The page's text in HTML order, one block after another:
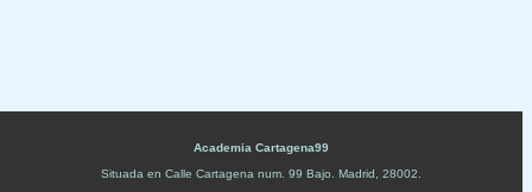
Academia Cartagena99
Situada en Calle Cartagena num. 99 Bajo Madrid 28002